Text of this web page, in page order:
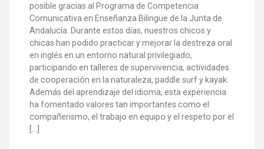
posible gracias al Programa de Competencia
Comunicativa en Enseñanza Bilingüe de la Junta de
Andalucía. Durante estos días, nuestros chicos y
chicas han podido practicar y mejorar la destreza oral
en inglés en un entorno natural privilegiado,
participando en talleres de supervivencia, actividades
de cooperación en la naturaleza, paddle surf y kayak.
Además del aprendizaje del idioma, esta experiencia
ha fomentado valores tan importantes como el
compañerismo, el trabajo en equipo y el respeto por el